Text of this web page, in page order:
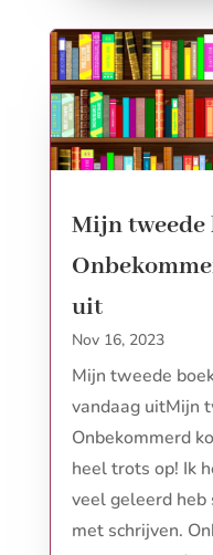
Mijn tweede
uit
Nov 16, 2023
Mijn tweede
vandaag uitMijn
Onbekommerd
heel trots op! Ik
veel geleerd heb
met schrijven.